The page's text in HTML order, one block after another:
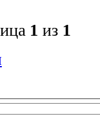
1 из 1